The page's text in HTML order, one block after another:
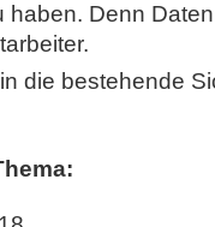
Denn
die bestehende